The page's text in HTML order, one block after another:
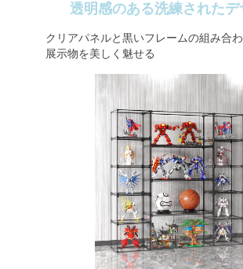
透明感のある洗練されたデ
クリアパネルと黒いフレームの組み合
展示物を美しく魅せる